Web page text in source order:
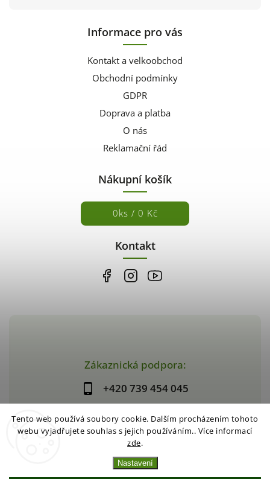
Tento web používá soubory cookie. Dalším procházením tohoto
webu vyjadřujete souhlas s jejich používáním.. Více informací
zde.
Nastavení
Zákaznická podpora:
+420 739 454 045
Informace pro vás
Kontakt a velkoobchod
Obchodní podmínky
GDPR
Doprava a platba
O nás
Reklamační řád
Nákupní košík
0ks / 0 Kč
Kontakt
Dar z přírody
| DesignShoptak.cz